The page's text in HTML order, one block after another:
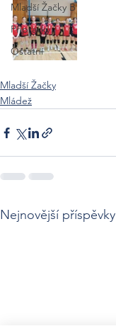
Mladší Žačky B
Přípravky
Ostatní
Mladší Žačky
Mládež
Nejnovější příspěvky